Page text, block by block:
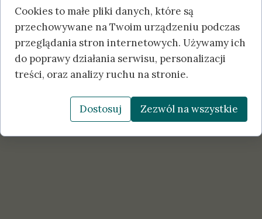
Cookies to małe pliki danych, które są
przechowywane na Twoim urządzeniu podczas
przeglądania stron internetowych. Używamy ich
do poprawy działania serwisu, personalizacji
treści, oraz analizy ruchu na stronie.
Dostosuj Zezwól na wszystkie